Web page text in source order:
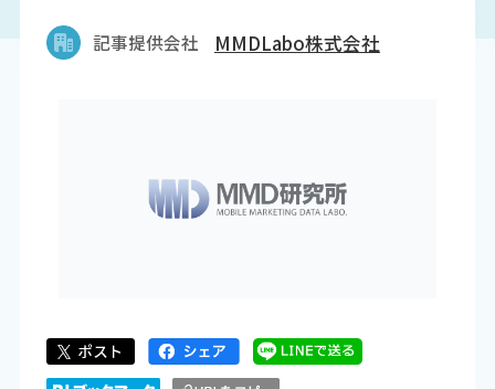
記事提供会社 MMDLabo株式会社